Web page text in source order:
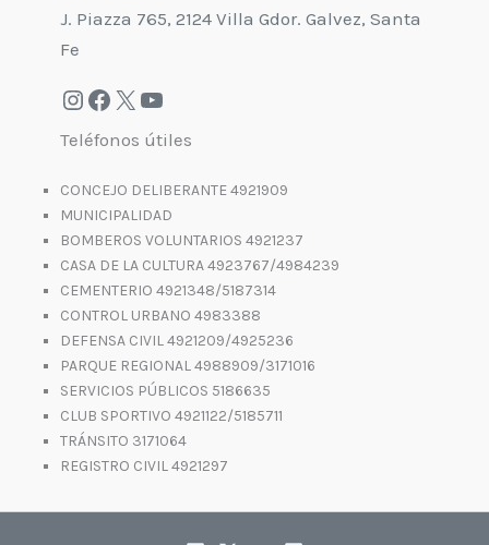
J. Piazza 765, 2124 Villa Gdor. Galvez, Santa
Fe
Teléfonos útiles
CONCEJO DELIBERANTE 4921909
MUNICIPALIDAD
BOMBEROS VOLUNTARIOS 4921237
CASA DE LA CULTURA 4923767/4984239
CEMENTERIO 4921348/5187314
CONTROL URBANO 4983388
DEFENSA CIVIL 4921209/4925236
PARQUE REGIONAL 4988909/3171016
SERVICIOS PÚBLICOS 5186635
CLUB SPORTIVO 4921122/5185711
TRÁNSITO 3171064
REGISTRO CIVIL 4921297